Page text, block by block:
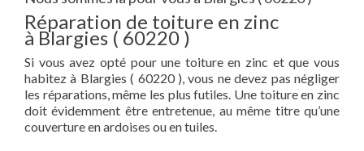
Réparation de toiture en zinc
à Blargies ( 60220 )
Si vous avez opté pour une toiture en zinc et que vous
habitez à Blargies ( 60220 ), vous ne devez pas négliger
les réparations, même les plus futiles. Une toiture en zinc
doit évidemment être entretenue, au même titre qu’une
couverture en ardoises ou en tuiles.